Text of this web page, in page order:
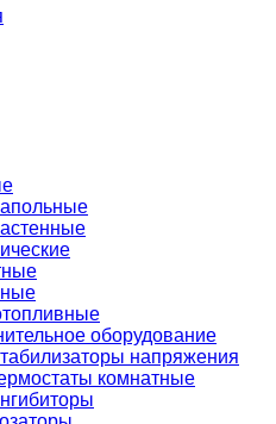
оборудование
напряжения
комнатные